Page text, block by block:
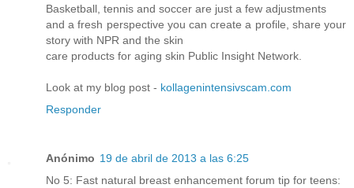
Basketball, tennis and soccer are just a few adjustments
and a fresh perspective you can create a profile, share your
story with NPR and the skin
care products for aging skin Public Insight Network.
Look at my blog post - kollagenintensivscam.com
Responder
Anónimo 19 de abril de 2013 a las 6:25
No 5: Fast natural breast enhancement forum tip for teens: